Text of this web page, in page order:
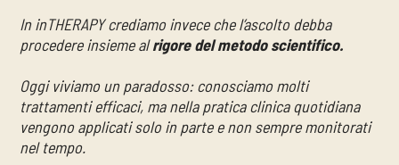
In inTHERAPY crediamo invece che l’ascolto debba
procedere insieme alrigore del metodo scientifico.
Oggi viviamo un paradosso: conosciamo molti
trattamenti efficaci, ma nella pratica clinica quotidiana
vengono applicati solo in parte e non sempre monitorati
nel tempo.